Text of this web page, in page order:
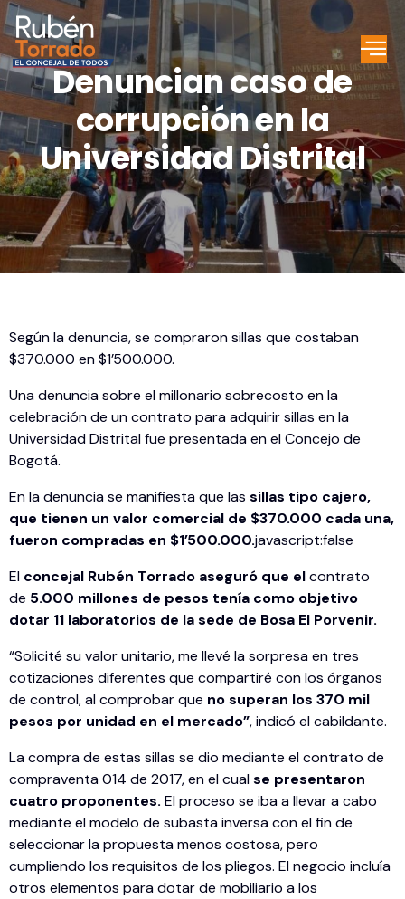
Denuncian caso de
corrupción en la
Universidad Distrital
Según la denuncia, se compraron sillas que costaban
$370.000 en $1’500.000.
Una denuncia sobre el millonario sobrecosto en la
celebración de un contrato para adquirir sillas en la
Universidad Distrital fue presentada en el Concejo de
Bogotá.
En la denuncia se manifiesta que las sillas tipo cajero,
que tienen un valor comercial de $370.000 cada una,
fueron compradas en $1’500.000.javascript:false
El concejal Rubén Torrado aseguró que elcontrato
de 5.000 millones de pesos tenía como objetivo
dotar 11 laboratorios de la sede de Bosa El Porvenir.
“Solicité su valor unitario, me llevé la sorpresa en tres
cotizaciones diferentes que compartiré con los órganos
de control, al comprobar que no superan los 370 mil
pesos por unidad en el mercado”, indicó el cabildante.
La compra de estas sillas se dio mediante el contrato de
compraventa 014 de 2017, en el cualse presentaron
cuatro proponentes. El proceso se iba a llevar a cabo
mediante el modelo de subasta inversa con el fin de
seleccionar la propuesta menos costosa, pero
cumpliendo los requisitos de los pliegos. El negocio incluía
otros elementos para dotar de mobiliario a los